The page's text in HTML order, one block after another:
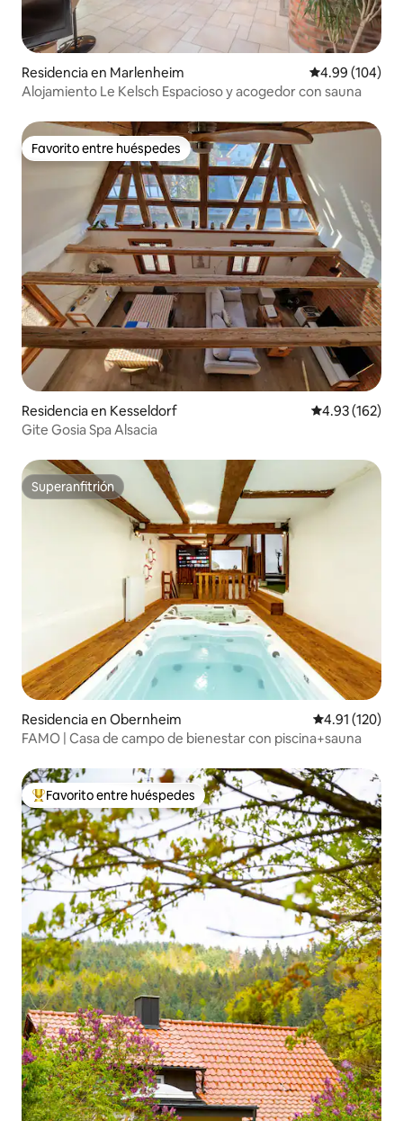
Residencia en Marlenheim Calificación
4.99 (104)
Alojamiento Le Kelsch Espacioso y acogedor con sauna
Favorito entre huéspedes
Favorito entre huéspedes
Residencia en Kesseldorf Calificación
4.93 (162)
Gite Gosia Spa Alsacia
Superanfitrión
Superanfitrión
Residencia en Obernheim Calificación
4.91 (120)
FAMO | Casa de campo de bienestar con piscina+sauna
De los mejores en Favorito entre huéspedes
Favorito entre huéspedes